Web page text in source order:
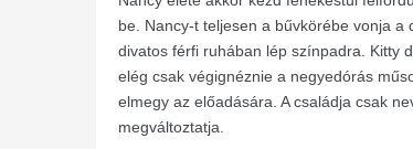
be. Nancy-t teljesen a bűvkörébe vonja a
divatos férfi ruhában lép színpadra. Kitty
elég csak végignéznie a negyedórás
elmegy az előadására. A családja csak
megváltoztatja.